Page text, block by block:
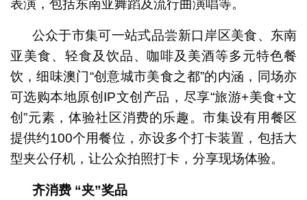
表演，包括东南亚舞蹈及流行曲演唱等。
公众于市集可一站式品尝新口岸区美食、东南
亚美食、轻食及饮品、咖啡及美酒等多元特色餐
饮，细味澳门“创意城市美食之都”的内涵，同场亦
可选购本地原创IP文创产品，尽享“旅游+美食+文
创”元素，体验社区消费的乐趣。市集设有用餐区
提供约100个用餐位，亦设多个打卡装置，包括大
型夹公仔机，让公众拍照打卡，分享现场体验。
齐消费“夹”奖品